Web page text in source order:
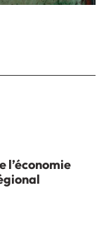
l’économie